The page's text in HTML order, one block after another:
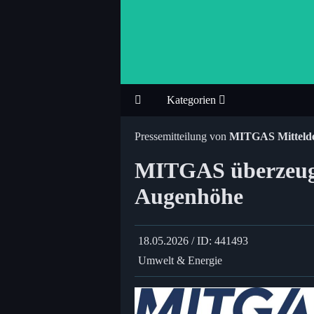
Kategorien
Pressemitteilung von MITGAS
MITGAS
Augenhöhe
18.05.2026 / ID: 441493
Umwelt & Energie